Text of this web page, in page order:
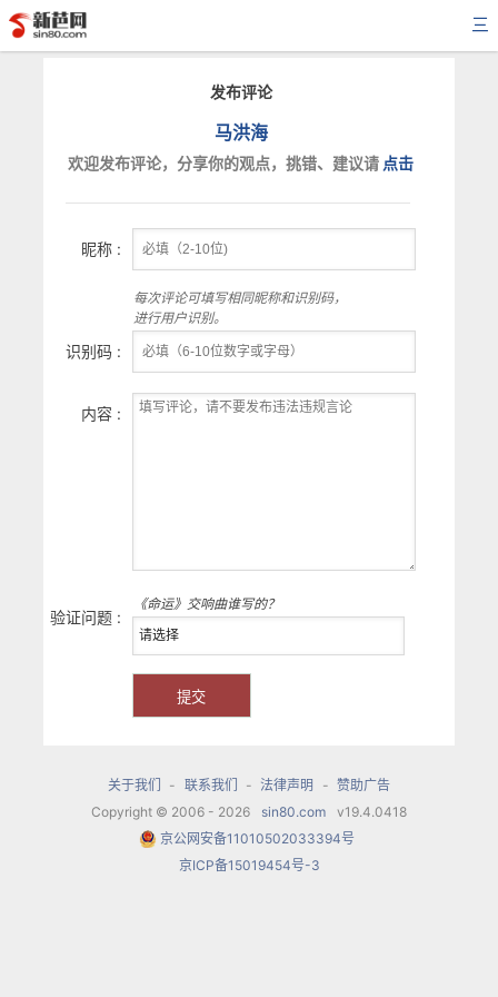
三
发布评论
马洪海
欢迎发布评论，分享你的观点，挑错、建议请 点击
昵称 :
每次评论可填写相同昵称和识别码，
进行用户识别。
识别码 :
内容 :
验证问题 :
《命运》交响曲谁写的？
关于我们 - 联系我们 - 法律声明 - 赞助广告
Copyright © 2006 - 2026
sin80.com
v19.4.0418
京公网安备11010502033394号
京ICP备15019454号-3